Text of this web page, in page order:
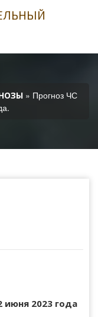
» Прогноз ЧС
июня 2023 года